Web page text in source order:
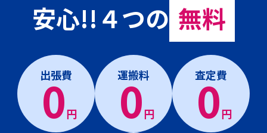
安心!!４つの 無料
出張費
0円
運搬料
0円
査定費
0円